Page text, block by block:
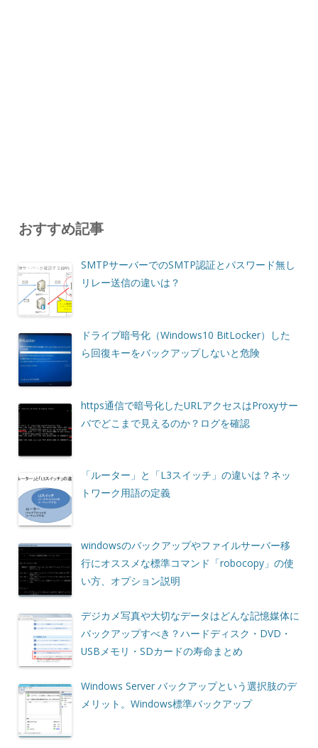
おすすめ記事
SMTPサーバーでのSMTP認証とパスワード無し
リレー送信の違いは？
ドライブ暗号化（Windows10 BitLocker）した
ら回復キーをバックアップしないと危険
https通信で暗号化したURLアクセスはProxyサー
バでどこまで見えるのか？ログを確認
「ルーター」と「L3スイッチ」の違いは？ネッ
トワーク用語の定義
windowsのバックアップやファイルサーバー移
行にオススメな標準コマンド「robocopy」の使
い方、オプション説明
デジカメ写真や大切なデータはどんな記憶媒体に
バックアップすべき？ハードディスク・DVD・
USBメモリ・SDカードの寿命まとめ
Windows Server バックアップという選択肢のデ
メリット。Windows標準バックアップ